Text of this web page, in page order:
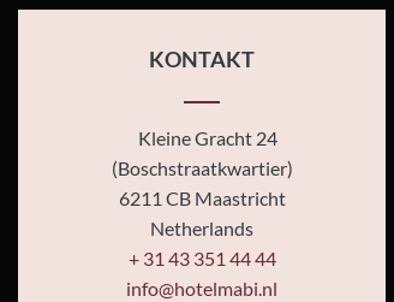
KONTAKT
Kleine Gracht 24
(Boschstraatkwartier)
6211 CB Maastricht
Netherlands
+ 31 43 351 44 44
info@hotelmabi.nl